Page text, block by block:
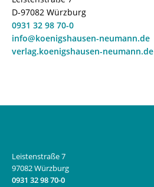
D-97082 Würzburg
0931 32 98 70-0
info@koenigshausen-neumann.de
verlag.koenigshausen-neumann.de
Leistenstraße 7
97082 Würzburg
0931 32 98 70-0